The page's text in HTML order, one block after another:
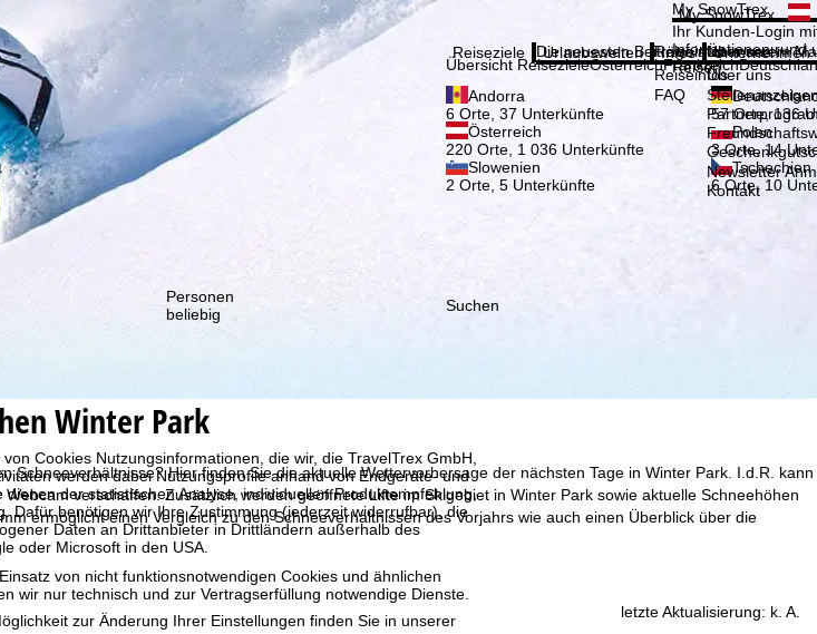
Cookies Nutzungsinformationen, die wir, die TravelTrex GmbH,
werden dabei Nutzungsprofile anhand von Endgeräte- und
der statistischen Analyse, individuellen Produktempfehlung,
Dafür benötigen wir Ihre Zustimmung (jederzeit widerrufbar), die
Daten an Drittanbieter in Drittländern außerhalb des
oder Microsoft in den USA.
von nicht funktionsnotwendigen Cookies und ähnlichen
wir nur technisch und zur Vertragserfüllung notwendige Dienste.
zur Änderung Ihrer Einstellungen finden Sie in unserer
My SnowTrex
My SnowTrex
Ihr Kunden-Login
Informationen rund
Reisen.
Reiseziele
Übersicht ReisezieleÖsterreichFrankreich
Andorra
6 Orte, 37 Unterkünfte
57 Orte, 136
Österreich
220 Orte, 1 036 Unterkünfte
Polen
3 Orte, 14
Slowenien
2 Orte, 5 Unterkünfte
Tschechien
6 Orte, 10
Urlaubswelten
Die neuesten Beiträge aus unserem
Infos
Reiseinfos
Reiseinfos
FAQ
Unternehmen
Über uns
Über uns
Newsletter
Kontakt
Personen
beliebig
Suchen
Winter Park
Schneeverhältnisse? Hier finden Sie die aktuelle Wettervorhersage der nächsten Tage in Winter Park. I.d.R. kann
verschaffen. Zusätzlich werden geöffnete Lifte im Skigebiet in Winter Park sowie aktuelle Schneehöhen
ermöglicht einen Vergleich zu den Schneeverhältnissen des Vorjahrs wie auch einen Überblick über die
letzte Aktualisierung: k. A.